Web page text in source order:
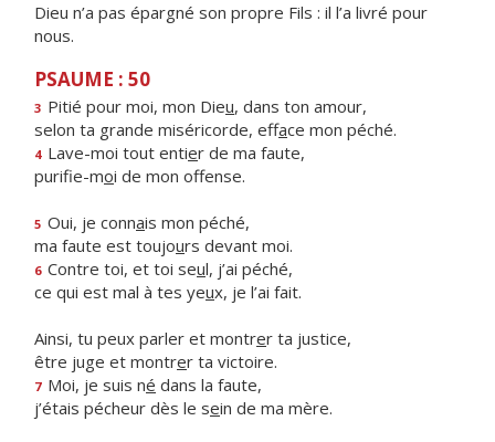
Dieu n’a pas épargné son propre Fils : il l’a livré pour
nous.
PSAUME : 50
3 Pitié pour moi, mon Dieu, dans ton amour,
selon ta grande miséricorde, efface mon péché.
4 Lave-moi tout entier de ma faute,
purifie-moi de mon offense.
5 Oui, je connais mon péché,
ma faute est toujours devant moi.
6 Contre toi, et toi seul, j’ai péché,
ce qui est mal à tes yeux, je l’ai fait.
Ainsi, tu peux parler et montrer ta justice,
être juge et montrer ta victoire.
7 Moi, je suis né dans la faute,
j’étais pécheur dès le sein de ma mère.